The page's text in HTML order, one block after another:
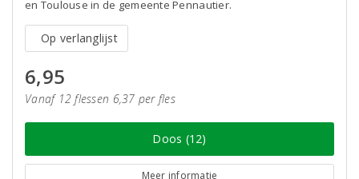
en Toulouse in de gemeente Pennautier.
Op verlanglijst
6,95
Vanaf 12 flessen 6,37 per fles
Doos (12)
Meer informatie